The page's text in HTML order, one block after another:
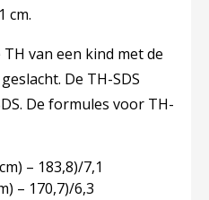
cm.
van een kind met de
De TH-SDS
De formules voor TH-
– 183,8)/7,1
– 170,7)/6,3